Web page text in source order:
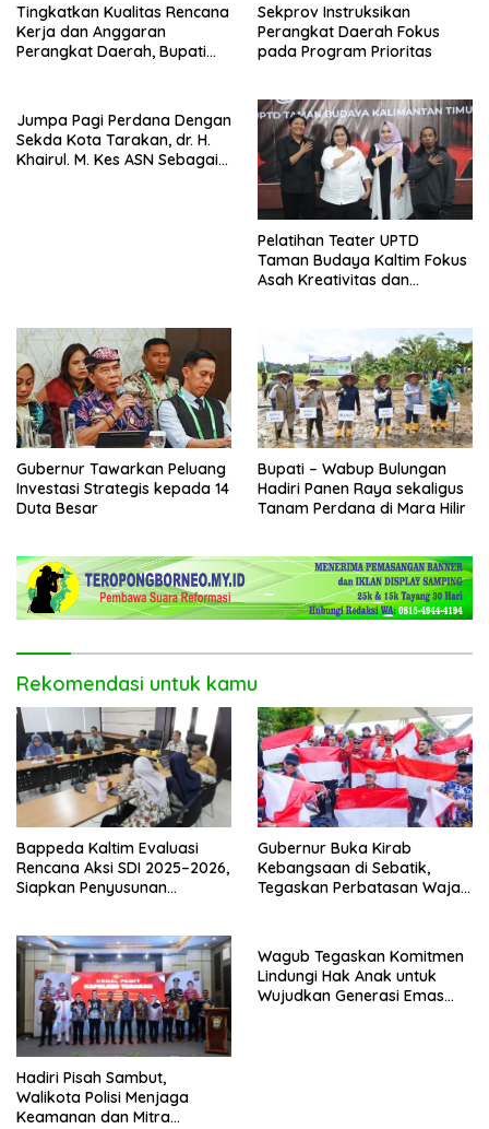
Tingkatkan Kualitas Rencana
Kerja dan Anggaran
Perangkat Daerah, Bupati
Sekprov Instruksikan
Perangkat Daerah Fokus
pada Program Prioritas
Jumpa Pagi Perdana Dengan
Sekda Kota Tarakan, dr. H.
Khairul. M. Kes ASN Sebagai
Pelatihan Teater UPTD
Taman Budaya Kaltim Fokus
Asah Kreativitas dan
Gubernur Tawarkan Peluang
Investasi Strategis kepada 14
Duta Besar
Bupati – Wabup Bulungan
Hadiri Panen Raya sekaligus
Tanam Perdana di Mara Hilir
Rekomendasi untuk kamu
Bappeda Kaltim Evaluasi
Rencana Aksi SDI 2025–2026,
Siapkan Penyusunan
Gubernur Buka Kirab
Kebangsaan di Sebatik,
Tegaskan Perbatasan Wajah
Hadiri Pisah Sambut,
Walikota Polisi Menjaga
Keamanan dan Mitra
Wagub Tegaskan Komitmen
Lindungi Hak Anak untuk
Wujudkan Generasi Emas